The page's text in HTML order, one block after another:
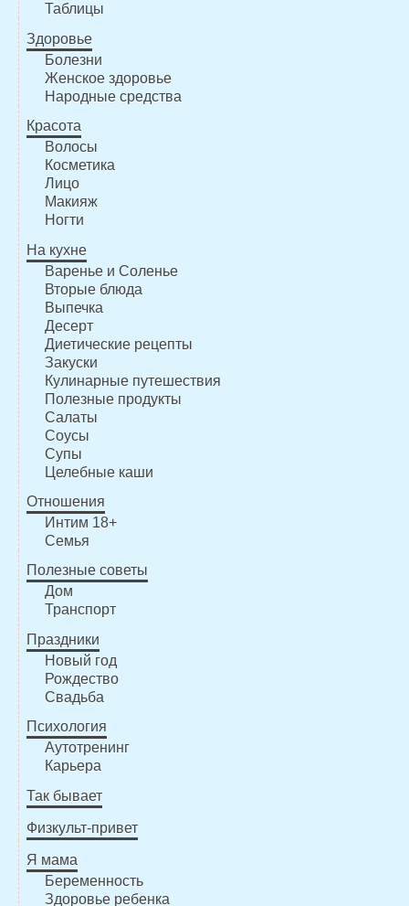
Таблицы
Здоровье
Болезни
Женское здоровье
Народные средства
Красота
Волосы
Косметика
Лицо
Макияж
Ногти
На кухне
Варенье и Соленье
Вторые блюда
Выпечка
Десерт
Диетические рецепты
Закуски
Кулинарные путешествия
Полезные продукты
Салаты
Соусы
Супы
Целебные каши
Отношения
Интим 18+
Семья
Полезные советы
Дом
Транспорт
Праздники
Новый год
Рождество
Свадьба
Психология
Аутотренинг
Карьера
Так бывает
Физкульт-привет
Я мама
Беременность
Здоровье ребенка